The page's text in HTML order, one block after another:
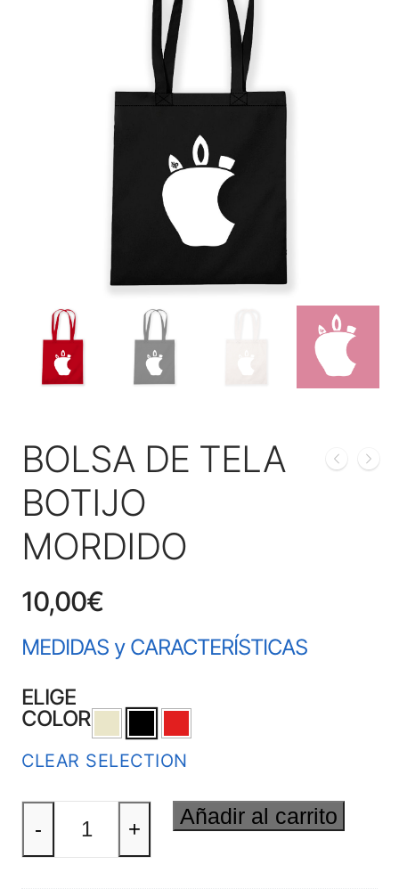
BOLSA DE TELA
BOTIJO
MORDIDO
10,00€
MEDIDAS y CARACTERÍSTICAS
ELIGE
COLOR
CLEAR SELECTION
BOLSA
DE
BOTIJO
- +
Añadir al carrito